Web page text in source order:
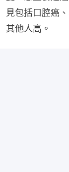
見包括口腔癌
其他人高。